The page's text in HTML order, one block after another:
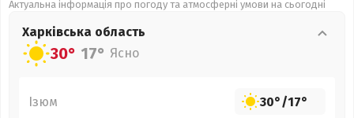
Актуальна інформація про погоду та атмосферні умови на сьогодні
Харківська область
30° 17° Ясно
Ізюм 30°/17°